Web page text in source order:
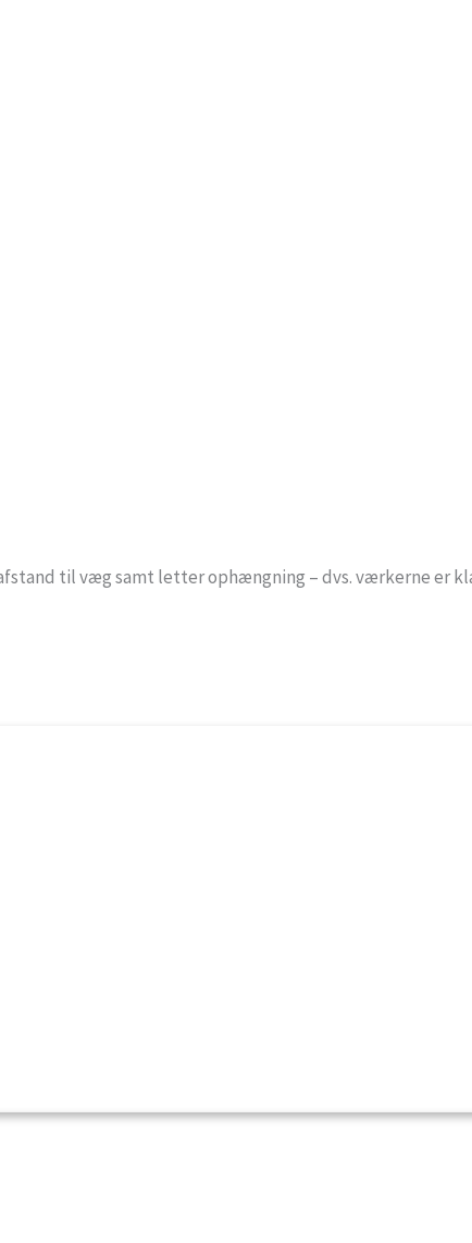
til væg samt letter ophængning – dvs. værkerne er